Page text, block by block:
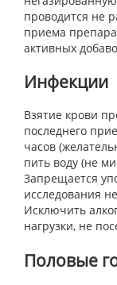
проводится не
приема
активных
Инфекции
Взятие крови
последнего
часов
пить воду (не
Запрещается
исследования
Исключить
нагрузки, не
Половые